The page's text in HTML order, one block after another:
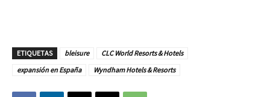
ETIQUETAS bleisure
CLC World Resorts & Hotels
expansión en España
Wyndham Hotels & Resorts